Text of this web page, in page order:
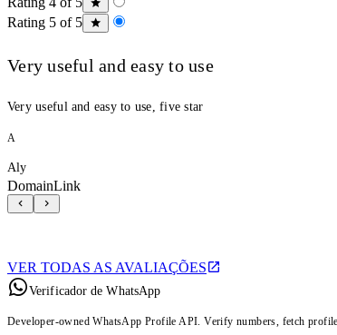
Rating 5 of 5
Very useful and easy to use
Very useful and easy to use, five star
A
Aly
DomainLink
VER TODAS AS AVALIAÇÕES
Verificador de WhatsApp
Developer-owned WhatsApp Profile API. Verify numbers, fetch